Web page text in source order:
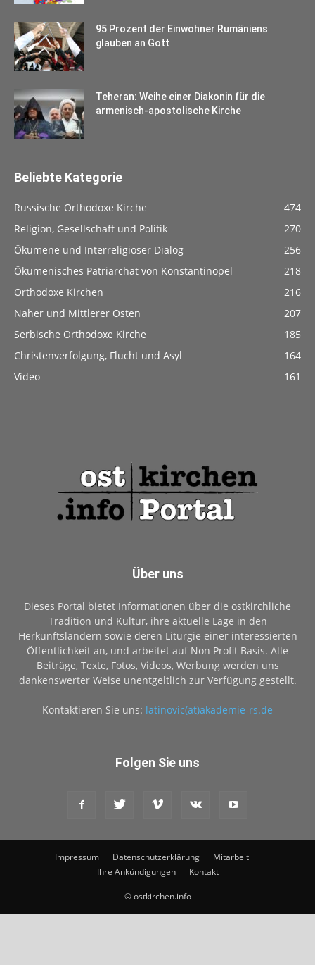
95 Prozent der Einwohner Rumäniens
glauben an Gott
Teheran: Weihe einer Diakonin für die
armenisch-apostolische Kirche
Beliebte Kategorie
Russische Orthodoxe Kirche
474
Religion, Gesellschaft und Politik
270
Ökumene und Interreligiöser Dialog
256
Ökumenisches Patriarchat von Konstantinopel
218
Orthodoxe Kirchen
216
Naher und Mittlerer Osten
207
Serbische Orthodoxe Kirche
185
Christenverfolgung, Flucht und Asyl
164
Video
161
Über uns
Dieses Portal bietet Informationen über die ostkirchliche
Tradition und Kultur, ihre aktuelle Lage in den
Herkunftsländern sowie deren Liturgie einer interessierten
Öffentlichkeit an, und arbeitet auf Non Profit Basis. Alle
Beiträge, Texte, Fotos, Videos, Werbung werden uns
dankenswerter Weise unentgeltlich zur Verfügung gestellt.
Kontaktieren Sie uns: latinovic(at)akademie-rs.de
Folgen Sie uns
Impressum Datenschutzerklärung
Mitarbeit
Ihre Ankündigungen
Kontakt
© ostkirchen.info